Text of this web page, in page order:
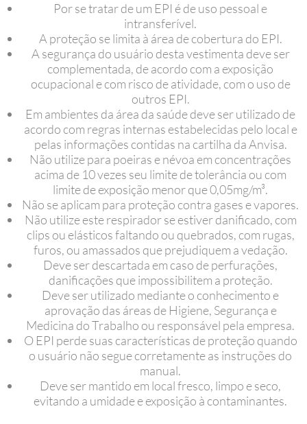
Por se tratar de um EPI é de uso pessoal e
intransferível.
A proteção se limita à área de cobertura do EPI.
A segurança do usuário desta vestimenta deve ser
complementada, de acordo com a exposição
ocupacional e com risco de atividade, com o uso de
outros EPI.
Em ambientes da área da saúde deve ser utilizado de
acordo com regras internas estabelecidas pelo local e
pelas informações contidas na cartilha da Anvisa.
Não utilize para poeiras e névoa em concentrações
acima de 10 vezes seu limite de tolerância ou com
limite de exposição menor que 0,05mg/m³.
Não se aplicam para proteção contra gases e vapores.
Não utilize este respirador se estiver danificado, com
clips ou elásticos faltando ou quebrados, com rugas,
furos, ou amassados que prejudiquem a vedação.
Deve ser descartada em caso de perfurações,
danificações que impossibilitem a proteção.
Deve ser utilizado mediante o conhecimento e
aprovação das áreas de Higiene, Segurança e
Medicina do Trabalho ou responsável pela empresa.
O EPI perde suas características de proteção quando
o usuário não segue corretamente as instruções do
manual.
Deve ser mantido em local fresco, limpo e seco,
evitando a umidade e exposição à contaminantes.